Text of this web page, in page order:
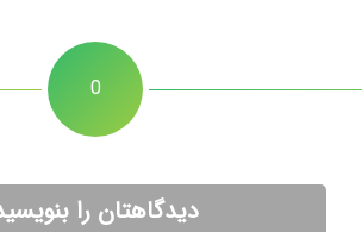
0
دیدگاهتان را